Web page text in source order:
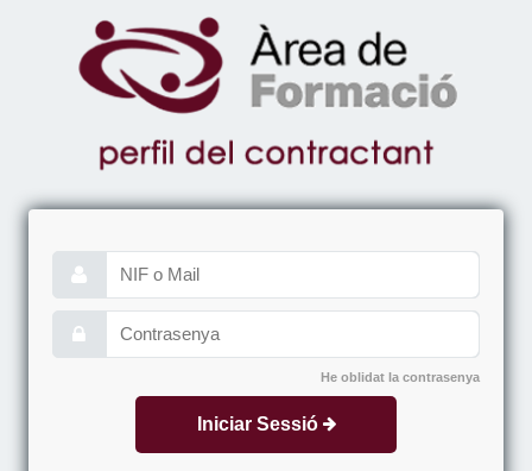
He oblidat la contrasenya
Iniciar Sessió